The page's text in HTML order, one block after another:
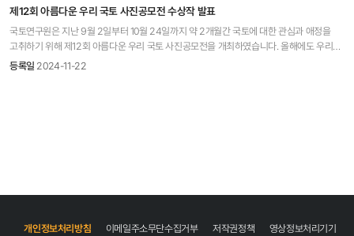
uriexpo@naver.com
제12회 아름다운 우리 국토 사진공모전 수상작 발표
국토연구원은 지난 9월 2일부터 10월 24일까지 약 2개월간 국토에 대한 관심과 애정을
고취하기 위해 제12회 아름다운 우리 국토 사진공모전을 개최하였습니다. 올해에도 우리
국토의 아름다움을 재조명할 수 있는 수준 높은 작품들이 다수 접수되었으며, 공정한 평가를
등록일 2024-11-22
개인정보처리방침 이메일주소무단수집거부 저작권정책
영상정보처리기기